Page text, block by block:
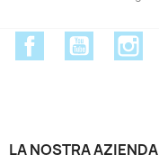
FacebookYouTube
LA NOSTRA AZIENDA